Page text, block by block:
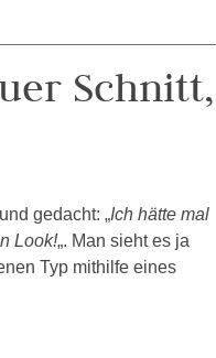
Schnitt,
gedacht: „Ich hätte mal
Look!„. Man sieht es ja
Typ mithilfe eines